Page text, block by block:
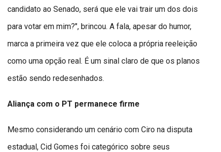
candidato ao Senado, será que ele vai trair um dos dois
para votar em mim?", brincou. A fala, apesar do humor,
marca a primeira vez que ele coloca a própria reeleição
como uma opção real. É um sinal claro de que os planos
estão sendo redesenhados.
Aliança com o PT permanece firme
Mesmo considerando um cenário com Ciro na disputa
estadual, Cid Gomes foi categórico sobre seus